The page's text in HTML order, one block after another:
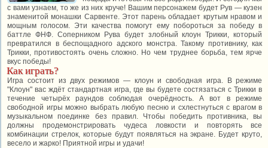
с вами узнаем, то же из них круче! Вашим персонажем будет Рув — кузен
знаменитой монашки Сарвенте. Этот парень обладает крутым нравом и
мощным голосом. Эти качества помогут ему побороться за победу в
баттле ФНФ. Соперником Рува будет злобный клоун Трикки, который
превратился в беспощадного адского монстра. Такому противнику, как
Трикки, противостоять очень сложно. Но чем труднее борьба, тем ярче
вкус победы!
Как играть?
Игра состоит из двух режимов — клоун и свободная игра. В режиме
"Клоун" вас ждёт стандартная игра, где вы будете состязаться с Трикки в
течение четырёх раундов соблюдая очерёдность. А вот в режиме
свободной игры можно выбрать любую песню и схлестнуться с врагом в
музыкальном поединке без правил. Чтобы победить противника, вы
должны продемонстрировать чудеса ловкости и повторять все
комбинации стрелок, которые будут появляться на экране. Будет круто,
весело и жарко! Приятной игры и удачи!